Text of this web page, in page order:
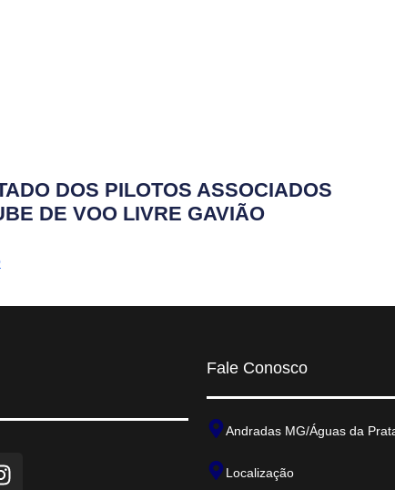
DOS PILOTOS ASSOCIADOS
DE VOO LIVRE GAVIÃO
Fale Conosco
Andradas MG/Águas da
Localização